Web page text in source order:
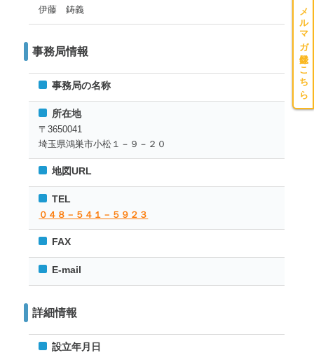
伊藤 鋳義
事務局情報
事務局の名称
所在地
〒3650041
埼玉県鴻巣市小松１－９－２０
地図URL
TEL
０４８－５４１－５９２３
FAX
E-mail
詳細情報
設立年月日
メルマガ登録はこちら